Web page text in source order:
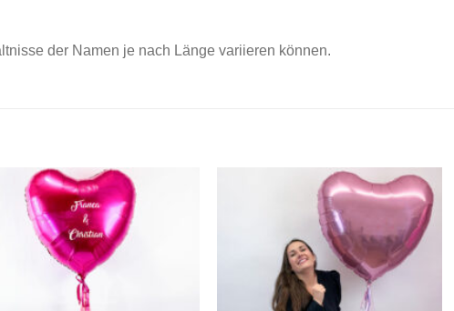
der Namen je nach Länge variieren können.